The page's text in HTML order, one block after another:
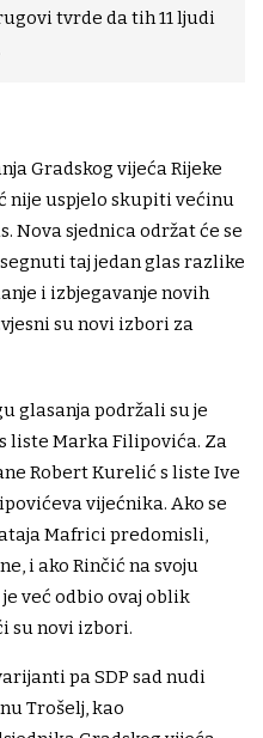
tvrde da tih 11 ljudi
Gradskog vijeća Rijeke
nije uspjelo skupiti većinu
Nova sjednica održat će se
taj jedan glas razlike
i izbjegavanje novih
su novi izbori za
glasanja podržali su je
liste Marka Filipovića. Za
Robert Kurelić s liste Ive
vijećnika. Ako se
Mafrici predomisli,
i ako Rinčić na svoju
već odbio ovaj oblik
su novi izbori.
pa SDP sad nudi
Trošelj, kao